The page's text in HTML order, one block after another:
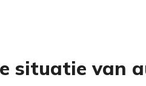
situatie van